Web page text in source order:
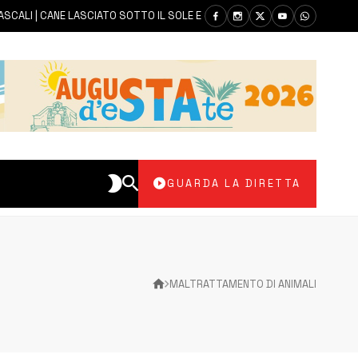
| CANE LASCIATO SOTTO IL SOLE E SENZA ACQUA: CARABINIERI
GUARDA LA DIRETTA
MALTRATTAMENTO DI ANIMALI